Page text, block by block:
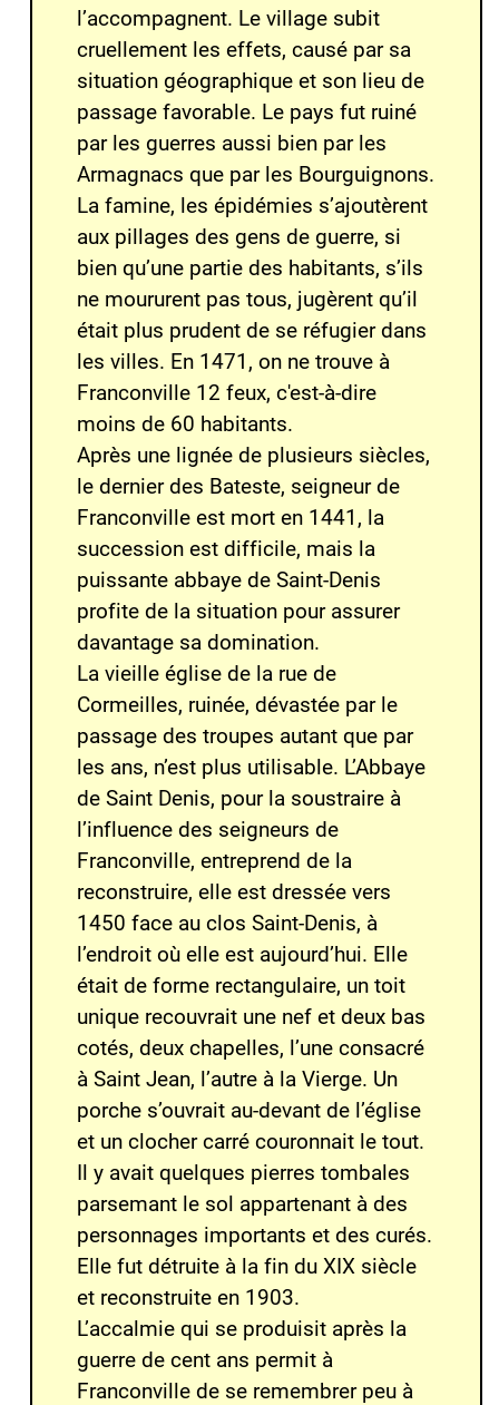
l’accompagnent. Le village subit
cruellement les effets, causé par sa
situation géographique et son lieu de
passage favorable. Le pays fut ruiné
par les guerres aussi bien par les
Armagnacs que par les Bourguignons.
La famine, les épidémies s’ajoutèrent
aux pillages des gens de guerre, si
bien qu’une partie des habitants, s’ils
ne moururent pas tous, jugèrent qu’il
était plus prudent de se réfugier dans
les villes. En 1471, on ne trouve à
Franconville 12 feux, c'est-à-dire
moins de 60 habitants.
Après une lignée de plusieurs siècles,
le dernier des Bateste, seigneur de
Franconville est mort en 1441, la
succession est difficile, mais la
puissante abbaye de Saint-Denis
profite de la situation pour assurer
davantage sa domination.
La vieille église de la rue de
Cormeilles, ruinée, dévastée par le
passage des troupes autant que par
les ans, n’est plus utilisable. L’Abbaye
de Saint Denis, pour la soustraire à
l’influence des seigneurs de
Franconville, entreprend de la
reconstruire, elle est dressée vers
1450 face au clos Saint-Denis, à
l’endroit où elle est aujourd’hui. Elle
était de forme rectangulaire, un toit
unique recouvrait une nef et deux bas
cotés, deux chapelles, l’une consacré
à Saint Jean, l’autre à la Vierge. Un
porche s’ouvrait au-devant de l’église
et un clocher carré couronnait le tout.
Il y avait quelques pierres tombales
parsemant le sol appartenant à des
personnages importants et des curés.
Elle fut détruite à la fin du XIX siècle
et reconstruite en 1903.
L’accalmie qui se produisit après la
guerre de cent ans permit à
Franconville de se remembrer peu à